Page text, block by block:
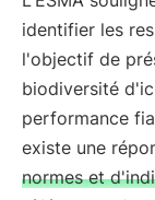
identifier les
l'objectif de
biodiversité
performance
existe une
normes et